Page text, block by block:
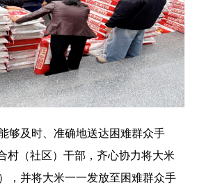
够及时、准确地送达困难群众手
村（社区）干部，齐心协力将大米
，并将大米一一发放至困难群众手